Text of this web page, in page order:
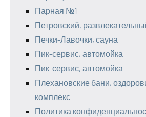
Парная №1
Петровский,
Печки-Лавочки, сауна
Пик-сервис, автомойка
Пик-сервис, автомойка
Плехановские бани,
комплекс
Политика